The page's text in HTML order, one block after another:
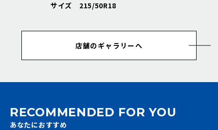
サイズ 215/50R18
店舗のギャラリーへ
RECOMMENDED FOR YOU
あなたにおすすめ